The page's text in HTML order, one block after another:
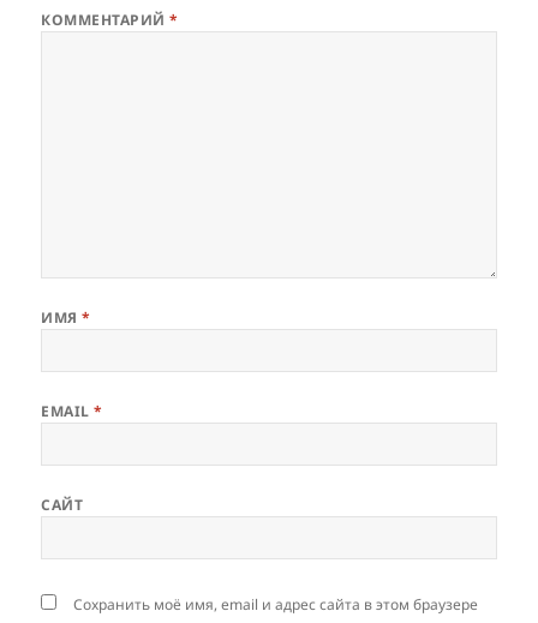
КОММЕНТАРИЙ*
ИМЯ*
EMAIL*
САЙТ
Сохранить моё имя, email и адрес сайта в этом браузере